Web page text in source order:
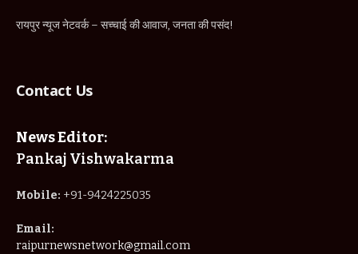
रायपुर न्यूज नेटवर्क – सच्चाई की आवाज, जनता की पसंद!
Contact Us
News Editor:
Pankaj Vishwakarma
Mobile: +91-9424225035
Email:
raipurnewsnetwork@gmail.com